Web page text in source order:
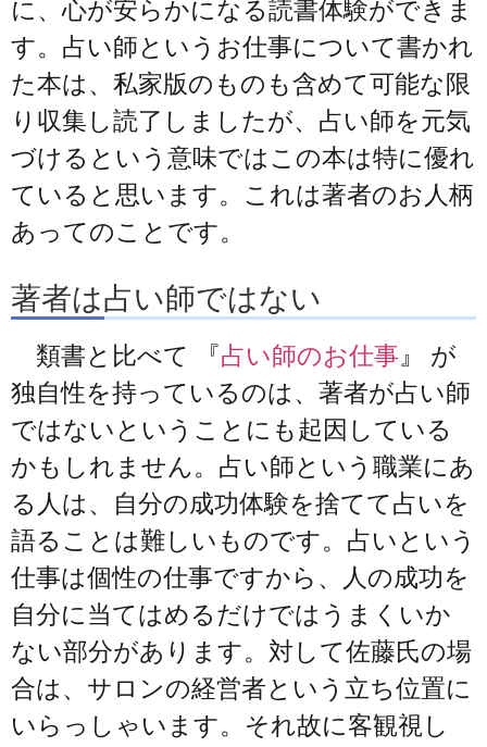
に、心が安らかになる読書体験ができま
す。占い師というお仕事について書かれ
た本は、私家版のものも含めて可能な限
り収集し読了しましたが、占い師を元気
づけるという意味ではこの本は特に優れ
ていると思います。これは著者のお人柄
あってのことです。
著者は占い師ではない
類書と比べて 『占い師のお仕事』 が
独自性を持っているのは、著者が占い師
ではないということにも起因している
かもしれません。占い師という職業にあ
る人は、自分の成功体験を捨てて占いを
語ることは難しいものです。占いという
仕事は個性の仕事ですから、人の成功を
自分に当てはめるだけではうまくいか
ない部分があります。対して佐藤氏の場
合は、サロンの経営者という立ち位置に
いらっしゃいます。それ故に客観視し